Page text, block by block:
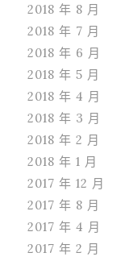
2018 年 8 月
2018 年 7 月
2018 年 6 月
2018 年 5 月
2018 年 4 月
2018 年 3 月
2018 年 2 月
2018 年 1 月
2017 年 12 月
2017 年 8 月
2017 年 4 月
2017 年 2 月